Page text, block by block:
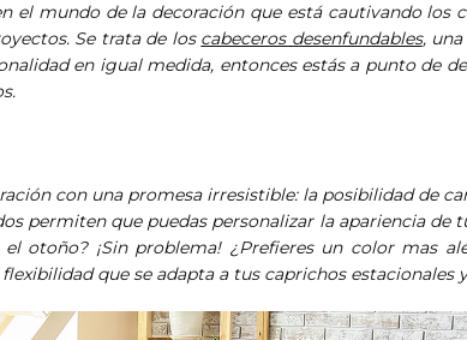
el mundo de la decoración que está cautivando los
Se trata de los cabeceros desenfundables,
en igual medida, entonces estás a punto de
con una promesa irresistible: la posibilidad de
permiten que puedas personalizar la apariencia de
otoño? ¡Sin problema! ¿Prefieres un color mas
que se adapta a tus caprichos